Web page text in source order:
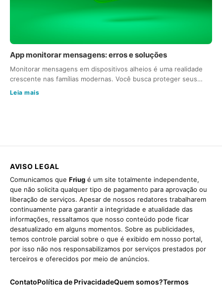
App monitorar mensagens: erros e soluções
Monitorar mensagens em dispositivos alheios é uma realidade
crescente nas famílias modernas. Você busca proteger seus…
Leia mais
AVISO LEGAL
Comunicamos que Friug é um site totalmente independente,
que não solicita qualquer tipo de pagamento para aprovação ou
liberação de serviços. Apesar de nossos redatores trabalharem
continuamente para garantir a integridade e atualidade das
informações, ressaltamos que nosso conteúdo pode ficar
desatualizado em alguns momentos. Sobre as publicidades,
temos controle parcial sobre o que é exibido em nosso portal,
por isso não nos responsabilizamos por serviços prestados por
terceiros e oferecidos por meio de anúncios.
ContatoPolítica de PrivacidadeQuem somos?Termos